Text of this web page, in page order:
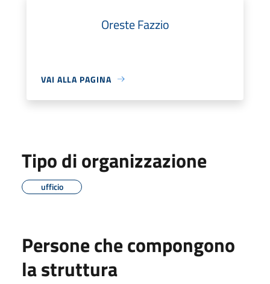
Oreste Fazzio
VAI ALLA PAGINA
Tipo di organizzazione
ufficio
Persone che compongono
la struttura